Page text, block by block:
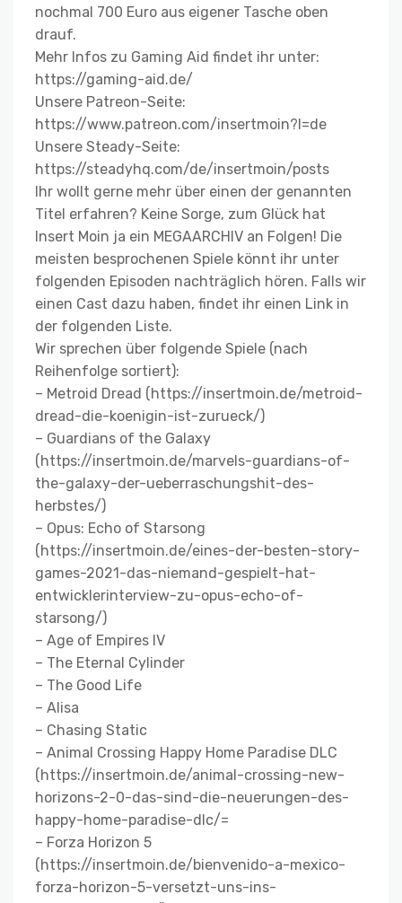
nochmal 700 Euro aus eigener Tasche oben
drauf.
Mehr Infos zu Gaming Aid findet ihr unter:
https://gaming-aid.de/
Unsere Patreon-Seite:
https://www.patreon.com/insertmoin?l=de
Unsere Steady-Seite:
https://steadyhq.com/de/insertmoin/posts
Ihr wollt gerne mehr über einen der genannten
Titel erfahren? Keine Sorge, zum Glück hat
Insert Moin ja ein MEGAARCHIV an Folgen! Die
meisten besprochenen Spiele könnt ihr unter
folgenden Episoden nachträglich hören. Falls wir
einen Cast dazu haben, findet ihr einen Link in
der folgenden Liste.
Wir sprechen über folgende Spiele (nach
Reihenfolge sortiert):
– Metroid Dread (https://insertmoin.de/metroid-
dread-die-koenigin-ist-zurueck/)
– Guardians of the Galaxy
(https://insertmoin.de/marvels-guardians-of-
the-galaxy-der-ueberraschungshit-des-
herbstes/)
– Opus: Echo of Starsong
(https://insertmoin.de/eines-der-besten-story-
games-2021-das-niemand-gespielt-hat-
entwicklerinterview-zu-opus-echo-of-
starsong/)
– Age of Empires IV
– The Eternal Cylinder
– The Good Life
– Alisa
– Chasing Static
– Animal Crossing Happy Home Paradise DLC
(https://insertmoin.de/animal-crossing-new-
horizons-2-0-das-sind-die-neuerungen-des-
happy-home-paradise-dlc/=
– Forza Horizon 5
(https://insertmoin.de/bienvenido-a-mexico-
forza-horizon-5-versetzt-uns-ins-